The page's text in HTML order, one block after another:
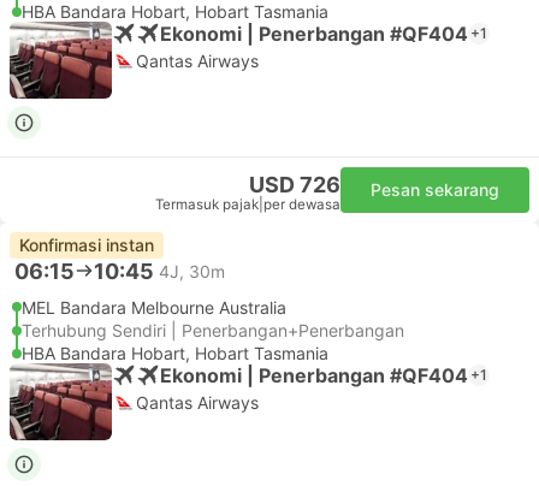
HBA Bandara Hobart, Hobart Tasmania
Ekonomi | Penerbangan #QF404 +1
Qantas Airways
USD 726
Termasuk pajak per dewasa
Pesan sekarang
Konfirmasi instan
06:15 10:45 4J, 30m
MEL Bandara Melbourne Australia
Terhubung Sendiri | Penerbangan+Penerbangan
HBA Bandara Hobart, Hobart Tasmania
Ekonomi | Penerbangan #QF404 +1
Qantas Airways